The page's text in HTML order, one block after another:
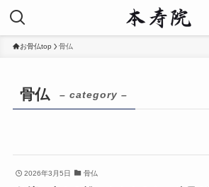
お骨仏top 骨仏
骨仏 – category –
2026年3月5日 骨仏